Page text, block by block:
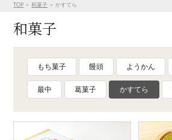
TOP ＞和菓子 ＞ かすてら
和菓子
もち菓子 饅頭 ようかん
最中 葛菓子 かすてら